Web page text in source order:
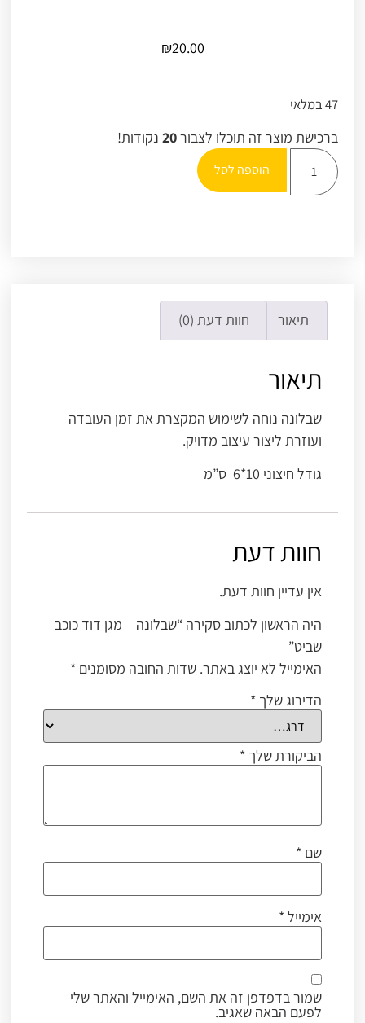
₪20.00
47 במלאי
ברכישת מוצר זה תוכלו לצבור20נקודות!
הוספה לסל
תיאור חוות דעת (0)
תיאור
שבלונה נוחה לשימוש המקצרת את זמן העובדה
ועוזרת ליצור עיצוב מדויק.
גודל חיצוני 10*6 ס”מ
חוות דעת
אין עדיין חוות דעת.
היה הראשון לכתוב סקירה “שבלונה – מגן דוד כוכב
שביט”
האימייל לא יוצג באתר. שדות החובה מסומנים *
הדירוג שלך *
הביקורת שלך *
שם *
אימייל*
שמור בדפדפן זה את השם, האימייל והאתר שלי
לפעם הבאה שאגיב.